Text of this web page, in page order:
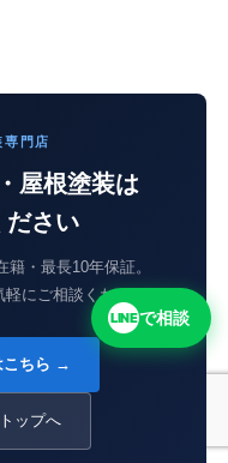
専門店
屋根塗装は
ださい
・最長10年保証。
にご相談ください。
こちら →
ップへ
LINEで相談